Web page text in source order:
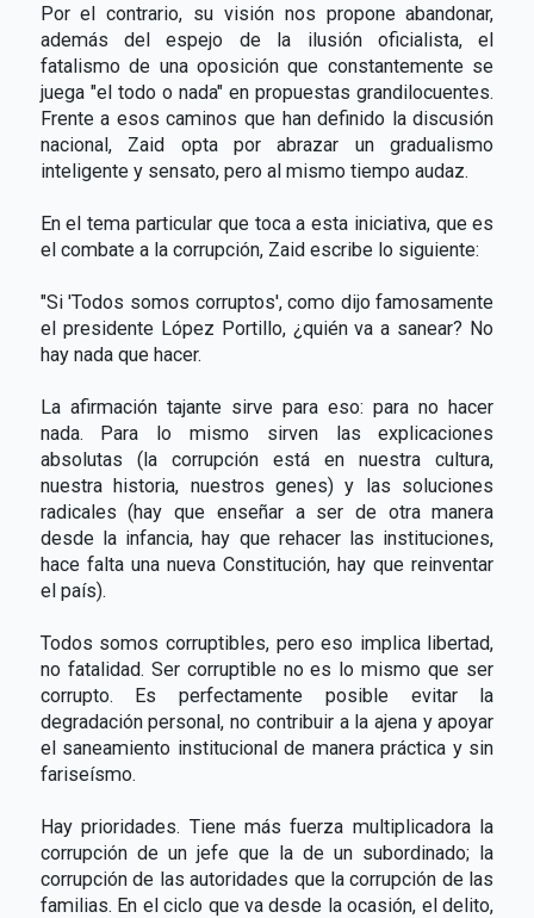
Por el contrario, su visión nos propone abandonar,
además del espejo de la ilusión oficialista, el
fatalismo de una oposición que constantemente se
juega "el todo o nada" en propuestas grandilocuentes.
Frente a esos caminos que han definido la discusión
nacional, Zaid opta por abrazar un gradualismo
inteligente y sensato, pero al mismo tiempo audaz.
En el tema particular que toca a esta iniciativa, que es
el combate a la corrupción, Zaid escribe lo siguiente:
"Si 'Todos somos corruptos', como dijo famosamente
el presidente López Portillo, ¿quién va a sanear? No
hay nada que hacer.
La afirmación tajante sirve para eso: para no hacer
nada. Para lo mismo sirven las explicaciones
absolutas (la corrupción está en nuestra cultura,
nuestra historia, nuestros genes) y las soluciones
radicales (hay que enseñar a ser de otra manera
desde la infancia, hay que rehacer las instituciones,
hace falta una nueva Constitución, hay que reinventar
el país).
Todos somos corruptibles, pero eso implica libertad,
no fatalidad. Ser corruptible no es lo mismo que ser
corrupto. Es perfectamente posible evitar la
degradación personal, no contribuir a la ajena y apoyar
el saneamiento institucional de manera práctica y sin
fariseísmo.
Hay prioridades. Tiene más fuerza multiplicadora la
corrupción de un jefe que la de un subordinado; la
corrupción de las autoridades que la corrupción de las
familias. En el ciclo que va desde la ocasión, el delito,